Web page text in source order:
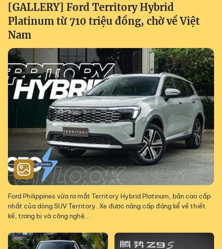
[GALLERY] Ford Territory Hybrid
Platinum từ 710 triệu đồng, chờ về Việt
Nam
Ford Philippines vừa ra mắt Territory Hybrid Platinum, bản cao cấp
nhất của dòng SUV Territory. Xe được nâng cấp đáng kể về thiết
kế, trang bị và công nghệ...